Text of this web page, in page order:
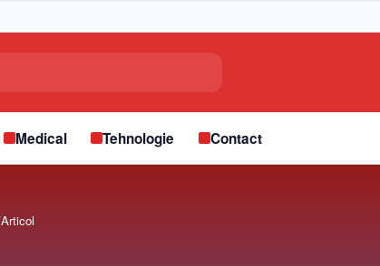
Medical Tehnologie Contact
Articol